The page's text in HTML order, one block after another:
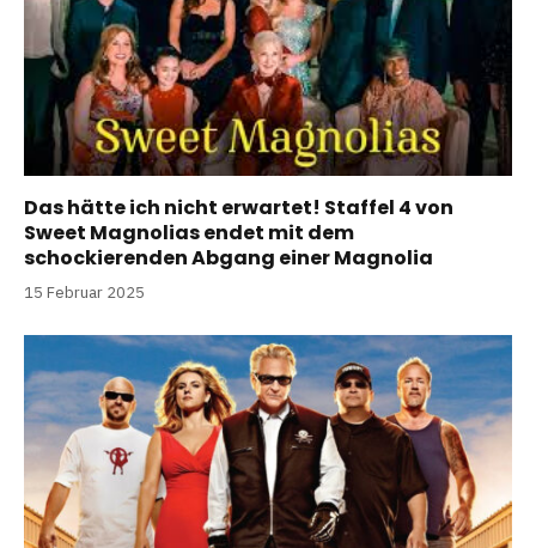
Das hätte ich nicht erwartet! Staffel 4 von
Sweet Magnolias endet mit dem
schockierenden Abgang einer Magnolia
15 Februar 2025